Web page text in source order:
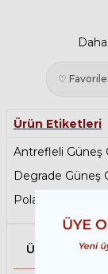
♡
Ürün Etiketleri
Antrefleli Güneş
Degrade Güneş
Polarize Güneş
Ürün